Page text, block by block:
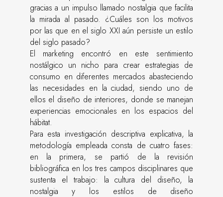
gracias a un impulso llamado nostalgia que facilita
la mirada al pasado. ¿Cuáles son los motivos
por las que en el siglo XXI aún persiste un estilo
del siglo pasado?
El marketing encontró en este sentimiento
nostálgico un nicho para crear estrategias de
consumo en diferentes mercados abasteciendo
las necesidades en la ciudad, siendo uno de
ellos el diseño de interiores, donde se manejan
experiencias emocionales en los espacios del
hábitat.
Para esta investigación descriptiva explicativa, la
metodología empleada consta de cuatro fases:
en la primera, se partió de la revisión
bibliográfica en los tres campos disciplinares que
sustenta el trabajo: la cultura del diseño, la
nostalgia y los estilos de diseño